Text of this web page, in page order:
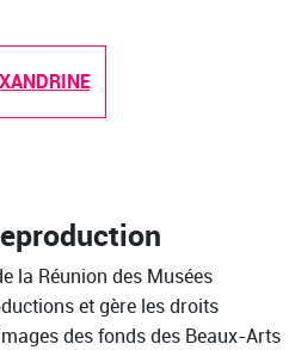
la Réunion des Musées
et gère les droits
des fonds des Beaux-Arts